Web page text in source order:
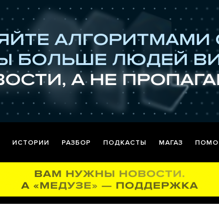
ИСТОРИИ РАЗБОР ПОДКАСТЫ МАГАЗ